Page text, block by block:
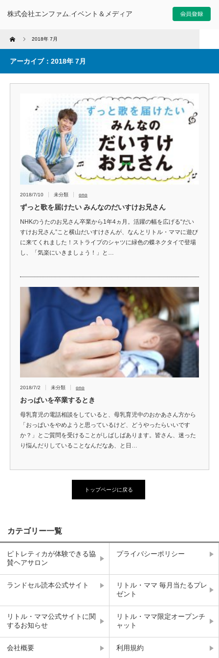
株式会社エンファム.イベント＆メディア
Home 2018年 7月
アーカイブ：2018年 7月
2018/7/10 未分類 ono
ずっと歌を届けたい みんなのだいすけお兄さん
NHKのうたのお兄さん卒業から1年4ヵ月。活躍の幅を広げる“だい
すけお兄さん”こと横山だいすけさんが、なんとリトル・ママに遊び
に来てくれました！ストライプのシャツに緑色の蝶ネクタイで登場
し、「気楽にいきましょう！」と…
2018/7/2 未分類 ono
おっぱいを卒業するとき
母乳育児の電話相談をしていると、母乳育児中のおかあさん方から
「おっぱいをやめようと思っているけど、どうやったらいいです
か？」とご質問を受けることがしばしばあります。皆さん、迷った
り悩んだりしていることなんだなあ、と日…
トップページに戻る
カテゴリー一覧
ピトレティカが体験できる協
賛ヘアサロン
プライバシーポリシー
ランドセル読本公式サイト
リトル・ママ 毎月当たるプレ
ゼント
リトル・ママ公式サイトに関
するお知らせ
リトル・ママ限定オープンチ
ャット
会社概要 利用規約